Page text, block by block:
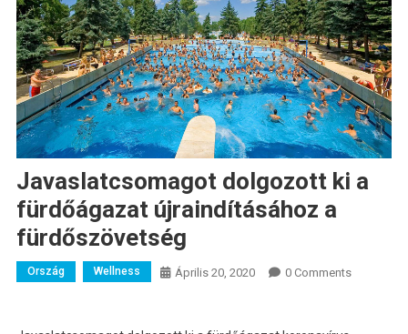
Javaslatcsomagot dolgozott ki a
fürdőágazat újraindításához a
fürdőszövetség
Ország Wellness Április 20, 2020 0 Comments